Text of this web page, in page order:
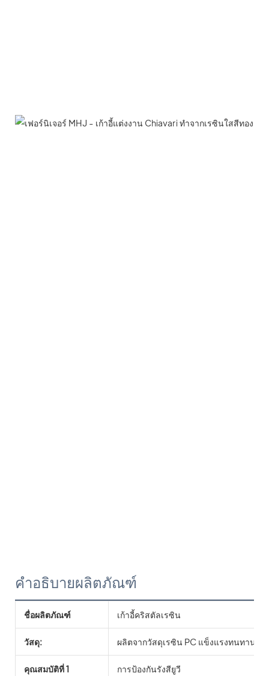
คำอธิบายผลิตภัณฑ์
ชื่อผลิตภัณฑ์ เก้าอี้คริสตัลเรซิน
วัสดุ: ผลิตจากวัสดุเรซิน PC แข็งแรงทนทาน
คุณสมบัติที่ 1 การป้องกันรังสียูวี